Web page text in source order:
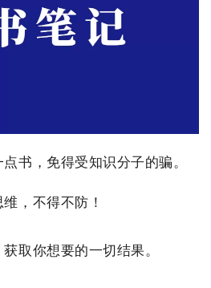
书，免得受知识分子的骗。
，不得不防！
取你想要的一切结果。